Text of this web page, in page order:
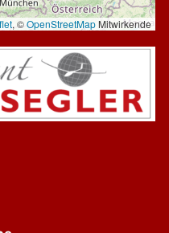
, ©OpenStreetMapMitwirkende